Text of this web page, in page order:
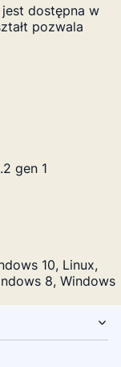
dostępna w
pozwala
gen 1
10, Linux,
8, Windows